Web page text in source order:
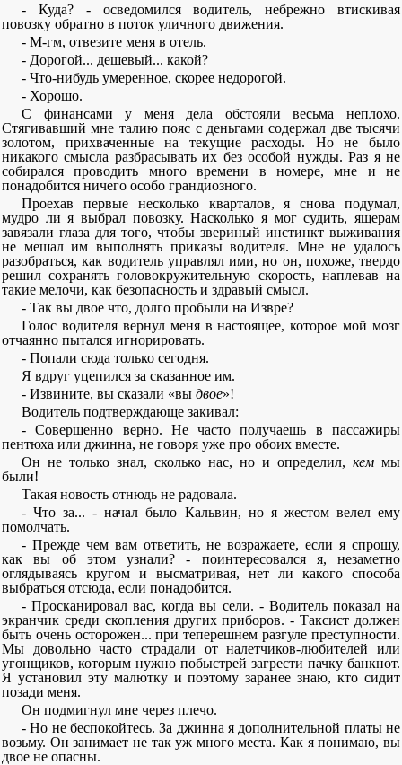
- Куда? - осведомился водитель, небрежно втискивая
повозку обратно в поток уличного движения.
- М-гм, отвезите меня в отель.
- Дорогой... дешевый... какой?
- Что-нибудь умеренное, скорее недорогой.
- Хорошо.
С финансами у меня дела обстояли весьма неплохо.
Стягивавший мне талию пояс с деньгами содержал две тысячи
золотом, прихваченные на текущие расходы. Но не было
никакого смысла разбрасывать их без особой нужды. Раз я не
собирался проводить много времени в номере, мне и не
понадобится ничего особо грандиозного.
Проехав первые несколько кварталов, я снова подумал,
мудро ли я выбрал повозку. Насколько я мог судить, ящерам
завязали глаза для того, чтобы звериный инстинкт выживания
не мешал им выполнять приказы водителя. Мне не удалось
разобраться, как водитель управлял ими, но он, похоже, твердо
решил сохранять головокружительную скорость, наплевав на
такие мелочи, как безопасность и здравый смысл.
- Так вы двое что, долго пробыли на Извре?
Голос водителя вернул меня в настоящее, которое мой мозг
отчаянно пытался игнорировать.
- Попали сюда только сегодня.
Я вдруг уцепился за сказанное им.
- Извините, вы сказали «выдвое»!
Водитель подтверждающе закивал:
- Совершенно верно. Не часто получаешь в пассажиры
пентюха или джинна, не говоря уже про обоих вместе.
Он не только знал, сколько нас, но и определил,кем мы
были!
Такая новость отнюдь не радовала.
- Что за... - начал было Кальвин, но я жестом велел ему
помолчать.
- Прежде чем вам ответить, не возражаете, если я спрошу,
как вы об этом узнали? - поинтересовался я, незаметно
оглядываясь кругом и высматривая, нет ли какого способа
выбраться отсюда, если понадобится.
- Просканировал вас, когда вы сели. - Водитель показал на
экранчик среди скопления других приборов. - Таксист должен
быть очень осторожен... при теперешнем разгуле преступности.
Мы довольно часто страдали от налетчиков-любителей или
угонщиков, которым нужно побыстрей загрести пачку банкнот.
Я установил эту малютку и поэтому заранее знаю, кто сидит
позади меня.
Он подмигнул мне через плечо.
- Но не беспокойтесь. За джинна я дополнительной платы не
возьму. Он занимает не так уж много места. Как я понимаю, вы
двое не опасны.